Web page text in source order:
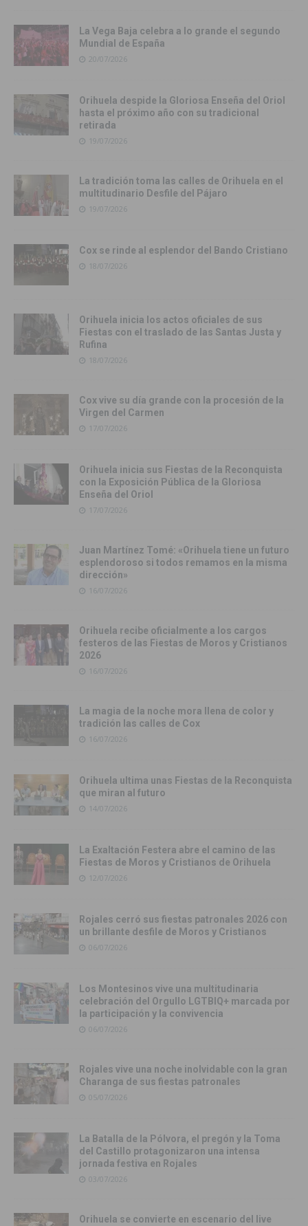
La Vega Baja celebra a lo grande el segundo
Mundial de España
20/07/2026
Orihuela despide la Gloriosa Enseña del Oriol
hasta el próximo año con su tradicional
retirada
19/07/2026
La tradición toma las calles de Orihuela en el
multitudinario Desfile del Pájaro
19/07/2026
Cox se rinde al esplendor del Bando Cristiano
18/07/2026
Orihuela inicia los actos oficiales de sus
Fiestas con el traslado de las Santas Justa y
Rufina
18/07/2026
Cox vive su día grande con la procesión de la
Virgen del Carmen
17/07/2026
Orihuela inicia sus Fiestas de la Reconquista
con la Exposición Pública de la Gloriosa
Enseña del Oriol
17/07/2026
Juan Martínez Tomé: «Orihuela tiene un futuro
esplendoroso si todos remamos en la misma
dirección»
16/07/2026
Orihuela recibe oficialmente a los cargos
festeros de las Fiestas de Moros y Cristianos
2026
16/07/2026
La magia de la noche mora llena de color y
tradición las calles de Cox
16/07/2026
Orihuela ultima unas Fiestas de la Reconquista
que miran al futuro
14/07/2026
La Exaltación Festera abre el camino de las
Fiestas de Moros y Cristianos de Orihuela
12/07/2026
Rojales cerró sus fiestas patronales 2026 con
un brillante desfile de Moros y Cristianos
06/07/2026
Los Montesinos vive una multitudinaria
celebración del Orgullo LGTBIQ+ marcada por
la participación y la convivencia
06/07/2026
Rojales vive una noche inolvidable con la gran
Charanga de sus fiestas patronales
05/07/2026
La Batalla de la Pólvora, el pregón y la Toma
del Castillo protagonizaron una intensa
jornada festiva en Rojales
03/07/2026
Orihuela se convierte en escenario del live